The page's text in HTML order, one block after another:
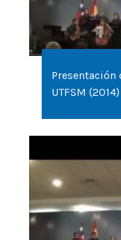
Presentación
UTFSM (2014)